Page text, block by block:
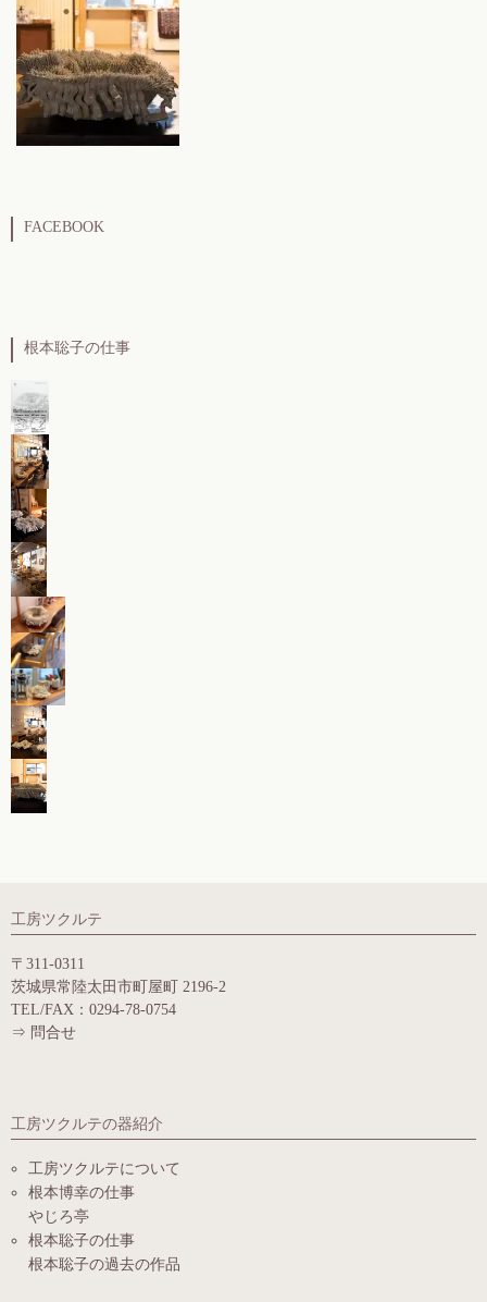
FACEBOOK
根本聡子の仕事
工房ツクルテ
〒311-0311
茨城県常陸太田市町屋町 2196-2
TEL/FAX：0294-78-0754
⇒ 問合せ
工房ツクルテの器紹介
工房ツクルテについて
根本博幸の仕事
やじろ亭
根本聡子の仕事
根本聡子の過去の作品